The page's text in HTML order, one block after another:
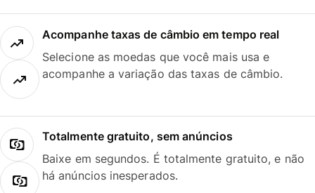
Acompanhe taxas de câmbio em tempo real
Selecione as moedas que você mais usa e
acompanhe a variação das taxas de câmbio.
Totalmente gratuito, sem anúncios
Baixe em segundos. É totalmente gratuito, e não
há anúncios inesperados.